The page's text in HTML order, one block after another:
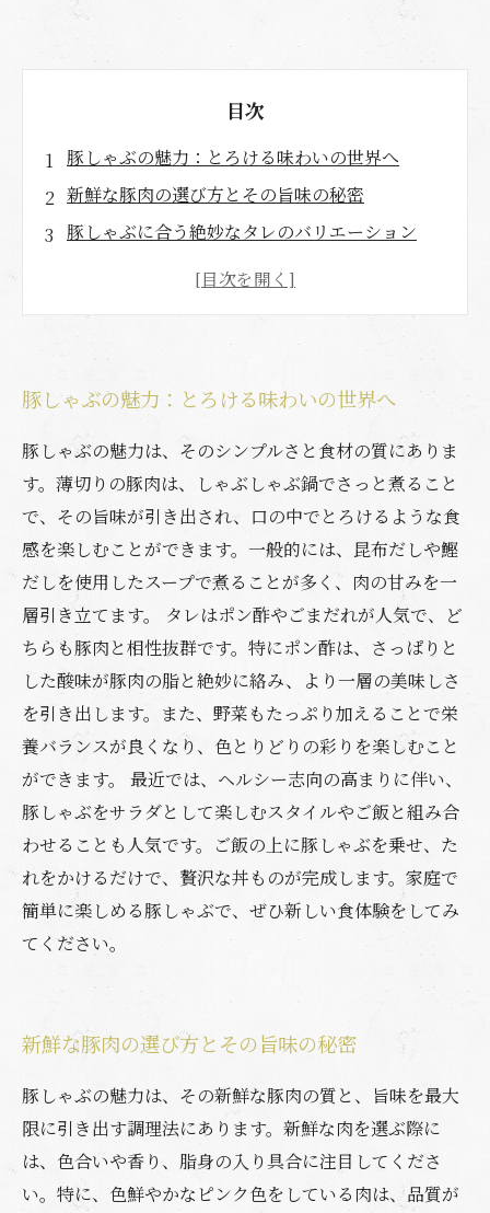
目次
豚しゃぶの魅力：とろける味わいの世界へ
新鮮な豚肉の選び方とその旨味の秘密
豚しゃぶに合う絶妙なタレのバリエーション
ヘルシーな豚しゃぶ：サラダとご飯で楽しむ新
家族で楽しめる！豚しゃぶのおすすめレシピ
幸せ
舌の上でとろける豚しゃぶ：忘れられない味の
体験
豚しゃぶの魅力：とろける味わいの世界へ
豚しゃぶの魅力は、そのシンプルさと食材の質にありま
す。薄切りの豚肉は、しゃぶしゃぶ鍋でさっと煮ること
で、その旨味が引き出され、口の中でとろけるような食
感を楽しむことができます。一般的には、昆布だしや鰹
だしを使用したスープで煮ることが多く、肉の甘みを一
層引き立てます。 タレはポン酢やごまだれが人気で、ど
ちらも豚肉と相性抜群です。特にポン酢は、さっぱりと
した酸味が豚肉の脂と絶妙に絡み、より一層の美味しさ
を引き出します。また、野菜もたっぷり加えることで栄
養バランスが良くなり、色とりどりの彩りを楽しむこと
ができます。 最近では、ヘルシー志向の高まりに伴い、
豚しゃぶをサラダとして楽しむスタイルやご飯と組み合
わせることも人気です。ご飯の上に豚しゃぶを乗せ、た
れをかけるだけで、贅沢な丼ものが完成します。家庭で
簡単に楽しめる豚しゃぶで、ぜひ新しい食体験をしてみ
てください。
新鮮な豚肉の選び方とその旨味の秘密
豚しゃぶの魅力は、その新鮮な豚肉の質と、旨味を最大
限に引き出す調理法にあります。新鮮な肉を選ぶ際に
は、色合いや香り、脂身の入り具合に注目してくださ
い。特に、色鮮やかなピンク色をしている肉は、品質が